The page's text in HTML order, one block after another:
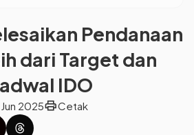
Pendanaan
dari Target dan
IDO
2025printCetak